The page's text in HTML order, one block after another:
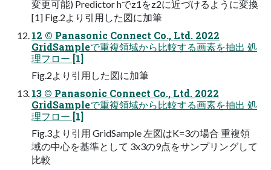
変更可能) Predictor hでz1をz2に近づけるように変換
[1] Fig.2より引用した図に加筆
12 ©️ Panasonic Connect Co., Ltd. 2022
GridSampleで重複領域から比較する画素を抽出 処
理フロー [1]
Fig.2より引用した図に加筆
13 ©️ Panasonic Connect Co., Ltd. 2022
GridSampleで重複領域から比較する画素を抽出 処
理フロー [1]
Fig.3より引用 GridSample 左図はK=3の場合 重複領
域の中心を基準として 3x3の9点をサンプリングして
比較